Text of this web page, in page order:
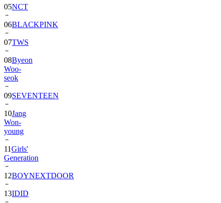
05NCT
06BLACKPINK
07TWS
08Byeon
Woo-
seok
09SEVENTEEN
10Jang
Won-
young
11Girls'
Generation
12BOYNEXTDOOR
13IDID